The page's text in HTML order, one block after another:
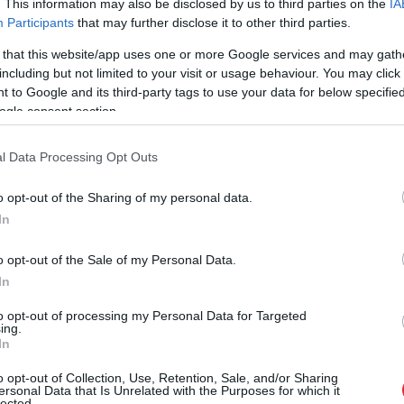
This information may also be disclosed by us to third parties on the
Participants that may further disclose it to other third parties.
that this website/app uses one or more Google services and may
but not limited to your visit or usage behaviour. You may
to Google and its third-party tags to use your data for below
consent section.
Data Processing Opt Outs
opt-out of the Sharing of my personal data.
opt-out of the Sale of my Personal Data.
opt-out of processing my Personal Data for Targeted
opt-out of Collection, Use, Retention, Sale, and/or Sharing
Data that Is Unrelated with the Purposes for which it
turpinās darbs, tostarp personu
Valsts policija no plašākiem komentāriem
tas būs iespējams.
fotogrāfijas un ja jūsu rīcībā ir informācija par
zvanot 112!
meklē